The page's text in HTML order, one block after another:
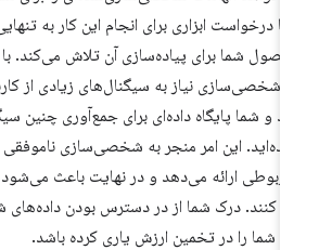
درخواست ابزاری برای انجام این کار به تنهایی
شما برای پیاده‌سازی آن تلاش می‌کند. با این
شخصی‌سازی نیاز به سیگنال‌های زیادی از
و شما پایگاه داده‌ای برای جمع‌آوری چنین
این امر منجر به شخصی‌سازی ناموفقی
ارائه می‌دهد و در نهایت باعث می‌شود
کنند. درک شما از در دسترس بودن داده‌های
شما را در تخمین ارزش یاری کرده باشد.